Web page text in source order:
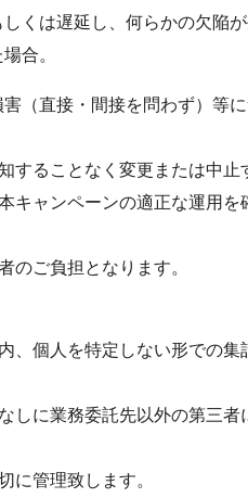
くは遅延し、何らかの欠陥が
合。
（直接・間接を問わず）等
ることなく変更または中止
ャンペーンの適正な運用
ご負担となります。
、個人を特定しない形での
に業務委託先以外の第三者
管理致します。